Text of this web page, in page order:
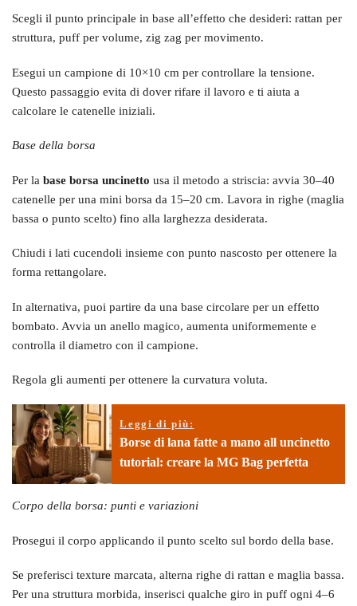
Scegli il punto principale in base all’effetto che desideri: rattan per
struttura, puff per volume, zig zag per movimento.
Esegui un campione di 10×10 cm per controllare la tensione.
Questo passaggio evita di dover rifare il lavoro e ti aiuta a
calcolare le catenelle iniziali.
Base della borsa
Per la base borsa uncinetto usa il metodo a striscia: avvia 30–40
catenelle per una mini borsa da 15–20 cm. Lavora in righe (maglia
bassa o punto scelto) fino alla larghezza desiderata.
Chiudi i lati cucendoli insieme con punto nascosto per ottenere la
forma rettangolare.
In alternativa, puoi partire da una base circolare per un effetto
bombato. Avvia un anello magico, aumenta uniformemente e
controlla il diametro con il campione.
Regola gli aumenti per ottenere la curvatura voluta.
Leggi di più:
Borse di lana fatte a mano all uncinetto
tutorial: creare la MG Bag perfetta
Corpo della borsa: punti e variazioni
Prosegui il corpo applicando il punto scelto sul bordo della base.
Se preferisci texture marcata, alterna righe di rattan e maglia bassa.
Per una struttura morbida, inserisci qualche giro in puff ogni 4–6